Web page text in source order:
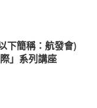
下簡稱：航發會)
」系列講座